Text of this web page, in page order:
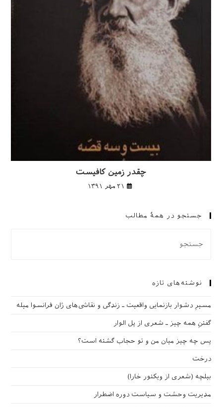
چقدر زمین کافیست
۲۱ مهر ۱۳۹۱
جستجو در همهٔ مطالب
نوشته‌های تازه
مسیرِ دشوار بازنمایی واقعیت ـ زندگی و نقاشی‌های ژان فرانسوا میله
گفتنِ همه چیز ـ شعری از پل الوار
پس چه چیز میان من و تو حجاب گشته است؟
درخت
بیلچه (شعری از ویکتور خارا)
مدیریت وحشت و سیاست دوره اضطرار